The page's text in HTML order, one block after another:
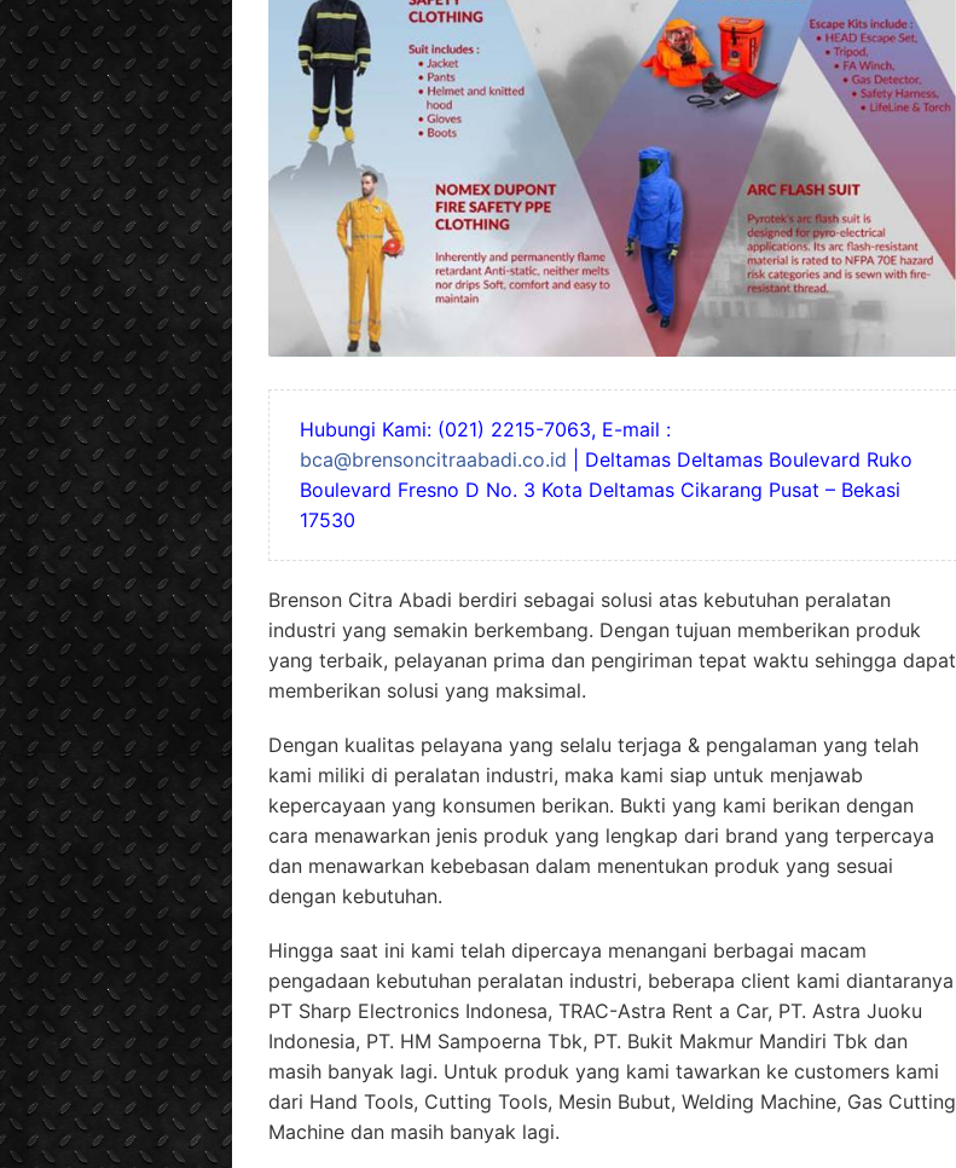
Hubungi Kami: (021) 2215-7063, E-mail :
bca@brensoncitraabadi.co.id | Deltamas Deltamas Boulevard Ruko
Boulevard Fresno D No. 3 Kota Deltamas Cikarang Pusat – Bekasi
17530
Brenson Citra Abadi berdiri sebagai solusi atas kebutuhan peralatan
industri yang semakin berkembang. Dengan tujuan memberikan produk
yang terbaik, pelayanan prima dan pengiriman tepat waktu sehingga dapat
memberikan solusi yang maksimal.
Dengan kualitas pelayana yang selalu terjaga & pengalaman yang telah
kami miliki di peralatan industri, maka kami siap untuk menjawab
kepercayaan yang konsumen berikan. Bukti yang kami berikan dengan
cara menawarkan jenis produk yang lengkap dari brand yang terpercaya
dan menawarkan kebebasan dalam menentukan produk yang sesuai
dengan kebutuhan.
Hingga saat ini kami telah dipercaya menangani berbagai macam
pengadaan kebutuhan peralatan industri, beberapa client kami diantaranya
PT Sharp Electronics Indonesa, TRAC-Astra Rent a Car, PT. Astra Juoku
Indonesia, PT. HM Sampoerna Tbk, PT. Bukit Makmur Mandiri Tbk dan
masih banyak lagi. Untuk produk yang kami tawarkan ke customers kami
dari Hand Tools, Cutting Tools, Mesin Bubut, Welding Machine, Gas Cutting
Machine dan masih banyak lagi.